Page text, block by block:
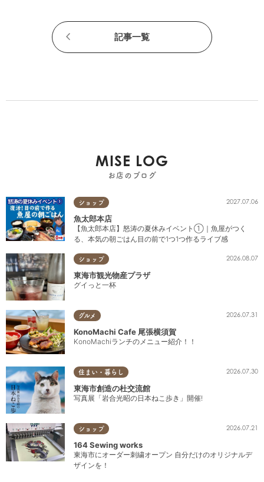
記事一覧
MISE LOG
お店のブログ
ショップ 2027.07.06
魚太郎本店
【魚太郎本店】怒涛の夏休みイベント①｜魚屋がつく
る、本気の朝ごはん目の前で1つ1つ作るライブ感
ショップ 2026.08.07
東海市観光物産プラザ
グイっと一杯
グルメ 2026.07.31
KonoMachi Cafe 尾張横須賀
KonoMachiランチのメニュー紹介！！
住まい・暮らし 2026.07.30
東海市創造の杜交流館
写真展「岩合光昭の日本ねこ歩き」開催!
ショップ 2026.07.21
164 Sewing works
東海市にオーダー刺繍オープン 自分だけのオリジナルデ
ザインを！